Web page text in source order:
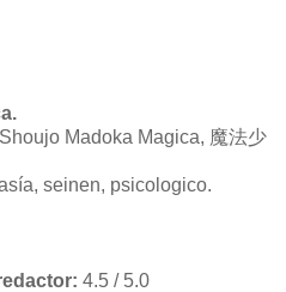
Madoka Magica, 魔法少
seinen, psicologico.
4.5 / 5.0